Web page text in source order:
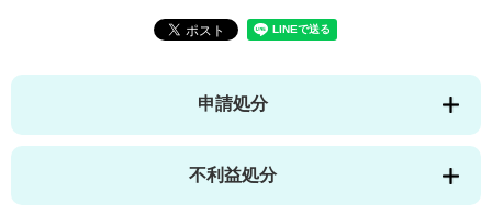
申請処分
不利益処分